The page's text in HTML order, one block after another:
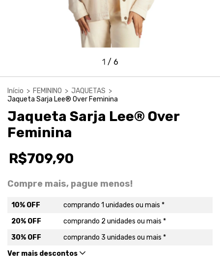
1 / 6
Início > FEMININO > JAQUETAS >
Jaqueta Sarja Lee® Over Feminina
Jaqueta Sarja Lee® Over
Feminina
R$709,90
Compre mais, pague menos!
10% OFF
comprando 1 unidades ou mais *
20% OFF
comprando 2 unidades ou mais *
30% OFF
comprando 3 unidades ou mais *
Ver mais descontos